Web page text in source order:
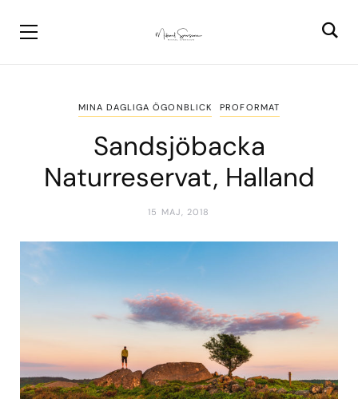
MINA DAGLIGA ÖGONBLICK PROFORMAT
Sandsjöbacka
Naturreservat, Halland
15 MAJ, 2018